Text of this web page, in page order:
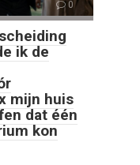
0
ik de
mijn huis
dat één
kon